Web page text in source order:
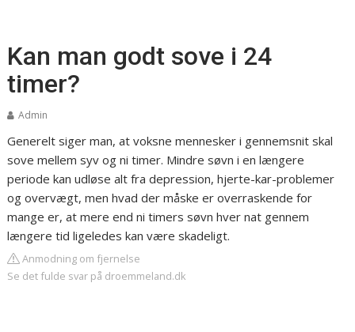
Kan man godt sove i 24
timer?
Admin
Generelt siger man, at voksne mennesker i gennemsnit skal
sove mellem syv og ni timer. Mindre søvn i en længere
periode kan udløse alt fra depression, hjerte-kar-problemer
og overvægt, men hvad der måske er overraskende for
mange er, at mere end ni timers søvn hver nat gennem
længere tid ligeledes kan være skadeligt.
Anmodning om fjernelse
Se det fulde svar på droemmeland.dk